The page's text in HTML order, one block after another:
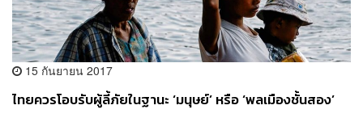
15 กันยายน 2017
ไทยควรโอบรับผู้ลี้ภัยในฐานะ ‘มนุษย์’ หรือ ‘พลเมืองชั้นสอง’